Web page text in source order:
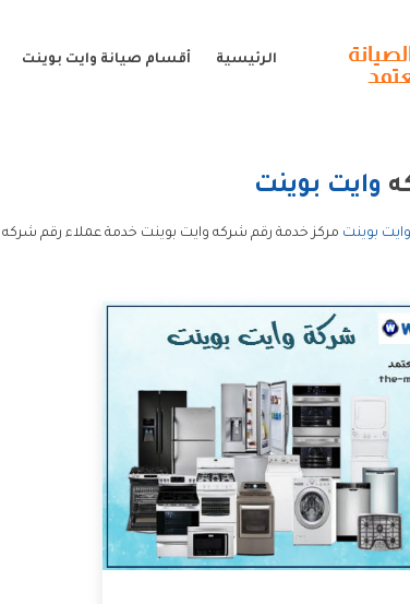
الرئيسية أقسام صيانة وايت بوينت
وايت بوينت
وايت بوينت مركز خدمة رقم شركه وايت بوينت خدمة عملاء رقم